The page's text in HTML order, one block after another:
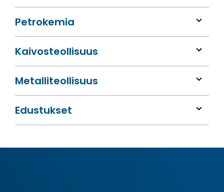
Petrokemia
Kaivos­teollisuus
Metalli­teollisuus
Edustukset